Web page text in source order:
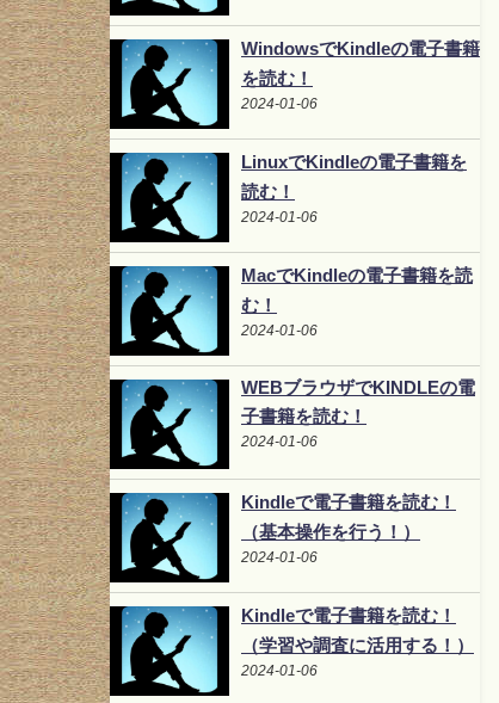
WindowsでKindleの電子書籍
を読む！
2024-01-06
LinuxでKindleの電子書籍を
読む！
2024-01-06
MacでKindleの電子書籍を読
む！
2024-01-06
WEBブラウザでKINDLEの電
子書籍を読む！
2024-01-06
Kindleで電子書籍を読む！
（基本操作を行う！）
2024-01-06
Kindleで電子書籍を読む！
（学習や調査に活用する！）
2024-01-06